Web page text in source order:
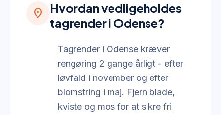
location_on
Hvordan vedligeholdes
tagrender i Odense?
Tagrender i Odense kræver
rengøring 2 gange årligt - efter
løvfald i november og efter
blomstring i maj. Fjern blade,
kviste og mos for at sikre fri